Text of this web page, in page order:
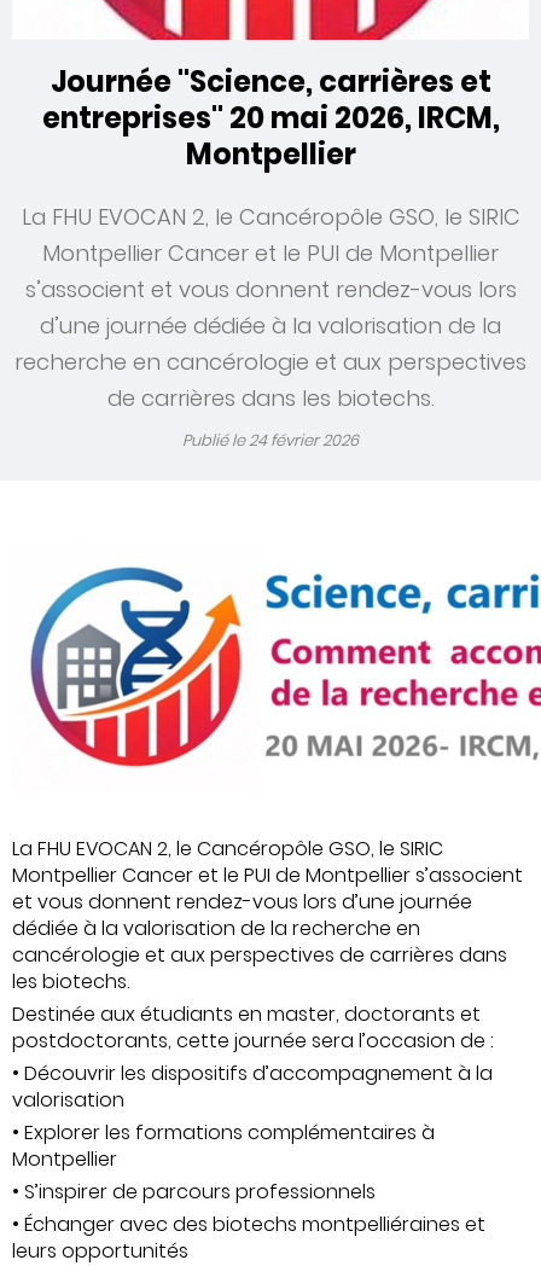
Journée "Science, carrières et
entreprises" 20 mai 2026, IRCM,
Montpellier
La FHU EVOCAN 2, le Cancéropôle GSO, le SIRIC
Montpellier Cancer et le PUI de Montpellier
s’associent et vous donnent rendez-vous lors
d’une journée dédiée à la valorisation de la
recherche en cancérologie et aux perspectives
de carrières dans les biotechs.
Publié le24 février 2026
La FHU EVOCAN 2, le Cancéropôle GSO, le SIRIC
Montpellier Cancer et le PUI de Montpellier s’associent
et vous donnent rendez-vous lors d’une journée
dédiée à la valorisation de la recherche en
cancérologie et aux perspectives de carrières dans
les biotechs.
Destinée aux étudiants en master, doctorants et
postdoctorants, cette journée sera l’occasion de :
• Découvrir les dispositifs d’accompagnement à la
valorisation
• Explorer les formations complémentaires à
Montpellier
• S’inspirer de parcours professionnels
• Échanger avec des biotechs montpelliéraines et
leurs opportunités